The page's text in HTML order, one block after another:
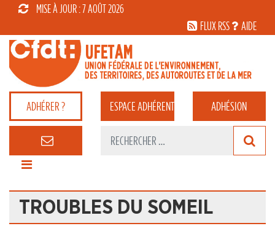
MISE À JOUR : 7 AOÛT 2026
FLUX RSS
AIDE
ADHÉRER ? ESPACEADHÉRENT ADHÉSION
TROUBLES DU SOMEIL